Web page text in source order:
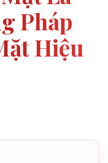
Pháp
Hiệu